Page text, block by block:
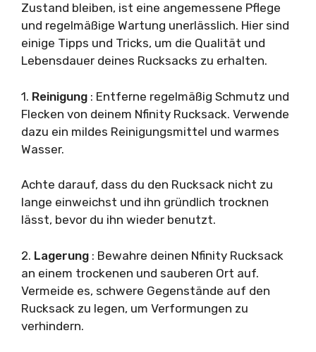
Zustand bleiben, ist eine angemessene Pflege
und regelmäßige Wartung unerlässlich. Hier sind
einige Tipps und Tricks, um die Qualität und
Lebensdauer deines Rucksacks zu erhalten.
1. Reinigung : Entferne regelmäßig Schmutz und
Flecken von deinem Nfinity Rucksack. Verwende
dazu ein mildes Reinigungsmittel und warmes
Wasser.
Achte darauf, dass du den Rucksack nicht zu
lange einweichst und ihn gründlich trocknen
lässt, bevor du ihn wieder benutzt.
2. Lagerung : Bewahre deinen Nfinity Rucksack
an einem trockenen und sauberen Ort auf.
Vermeide es, schwere Gegenstände auf den
Rucksack zu legen, um Verformungen zu
verhindern.